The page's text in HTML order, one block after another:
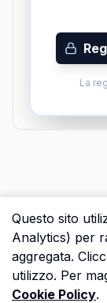
La
Questo sito
Analytics) per
aggregata.
utilizzo. Per
Cookie Policy.